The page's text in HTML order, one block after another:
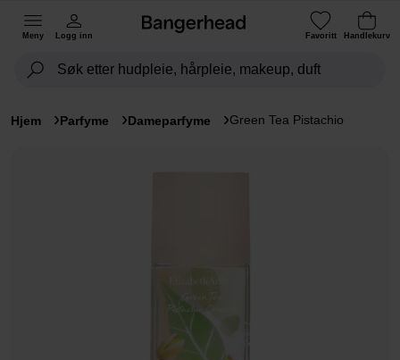
Meny Logg inn Favoritt Handlekurv
Hjem Parfyme Dameparfyme Green Tea Pistachio